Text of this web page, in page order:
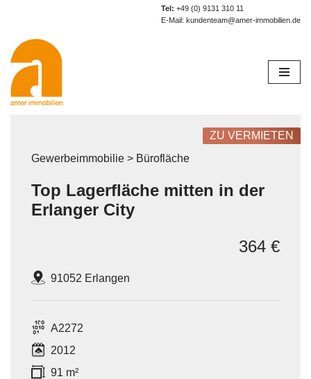
Zum
Inhalt
springen
Tel: +49 (0) 9131 310 11
E-Mail: kundenteam@amer-immobilien.de
Gewerbeimmobilie > Bürofläche
ZU VERMIETEN
Top Lagerfläche mitten in der
Erlanger City
91052 Erlangen
364 €
A2272
2012
91 m²